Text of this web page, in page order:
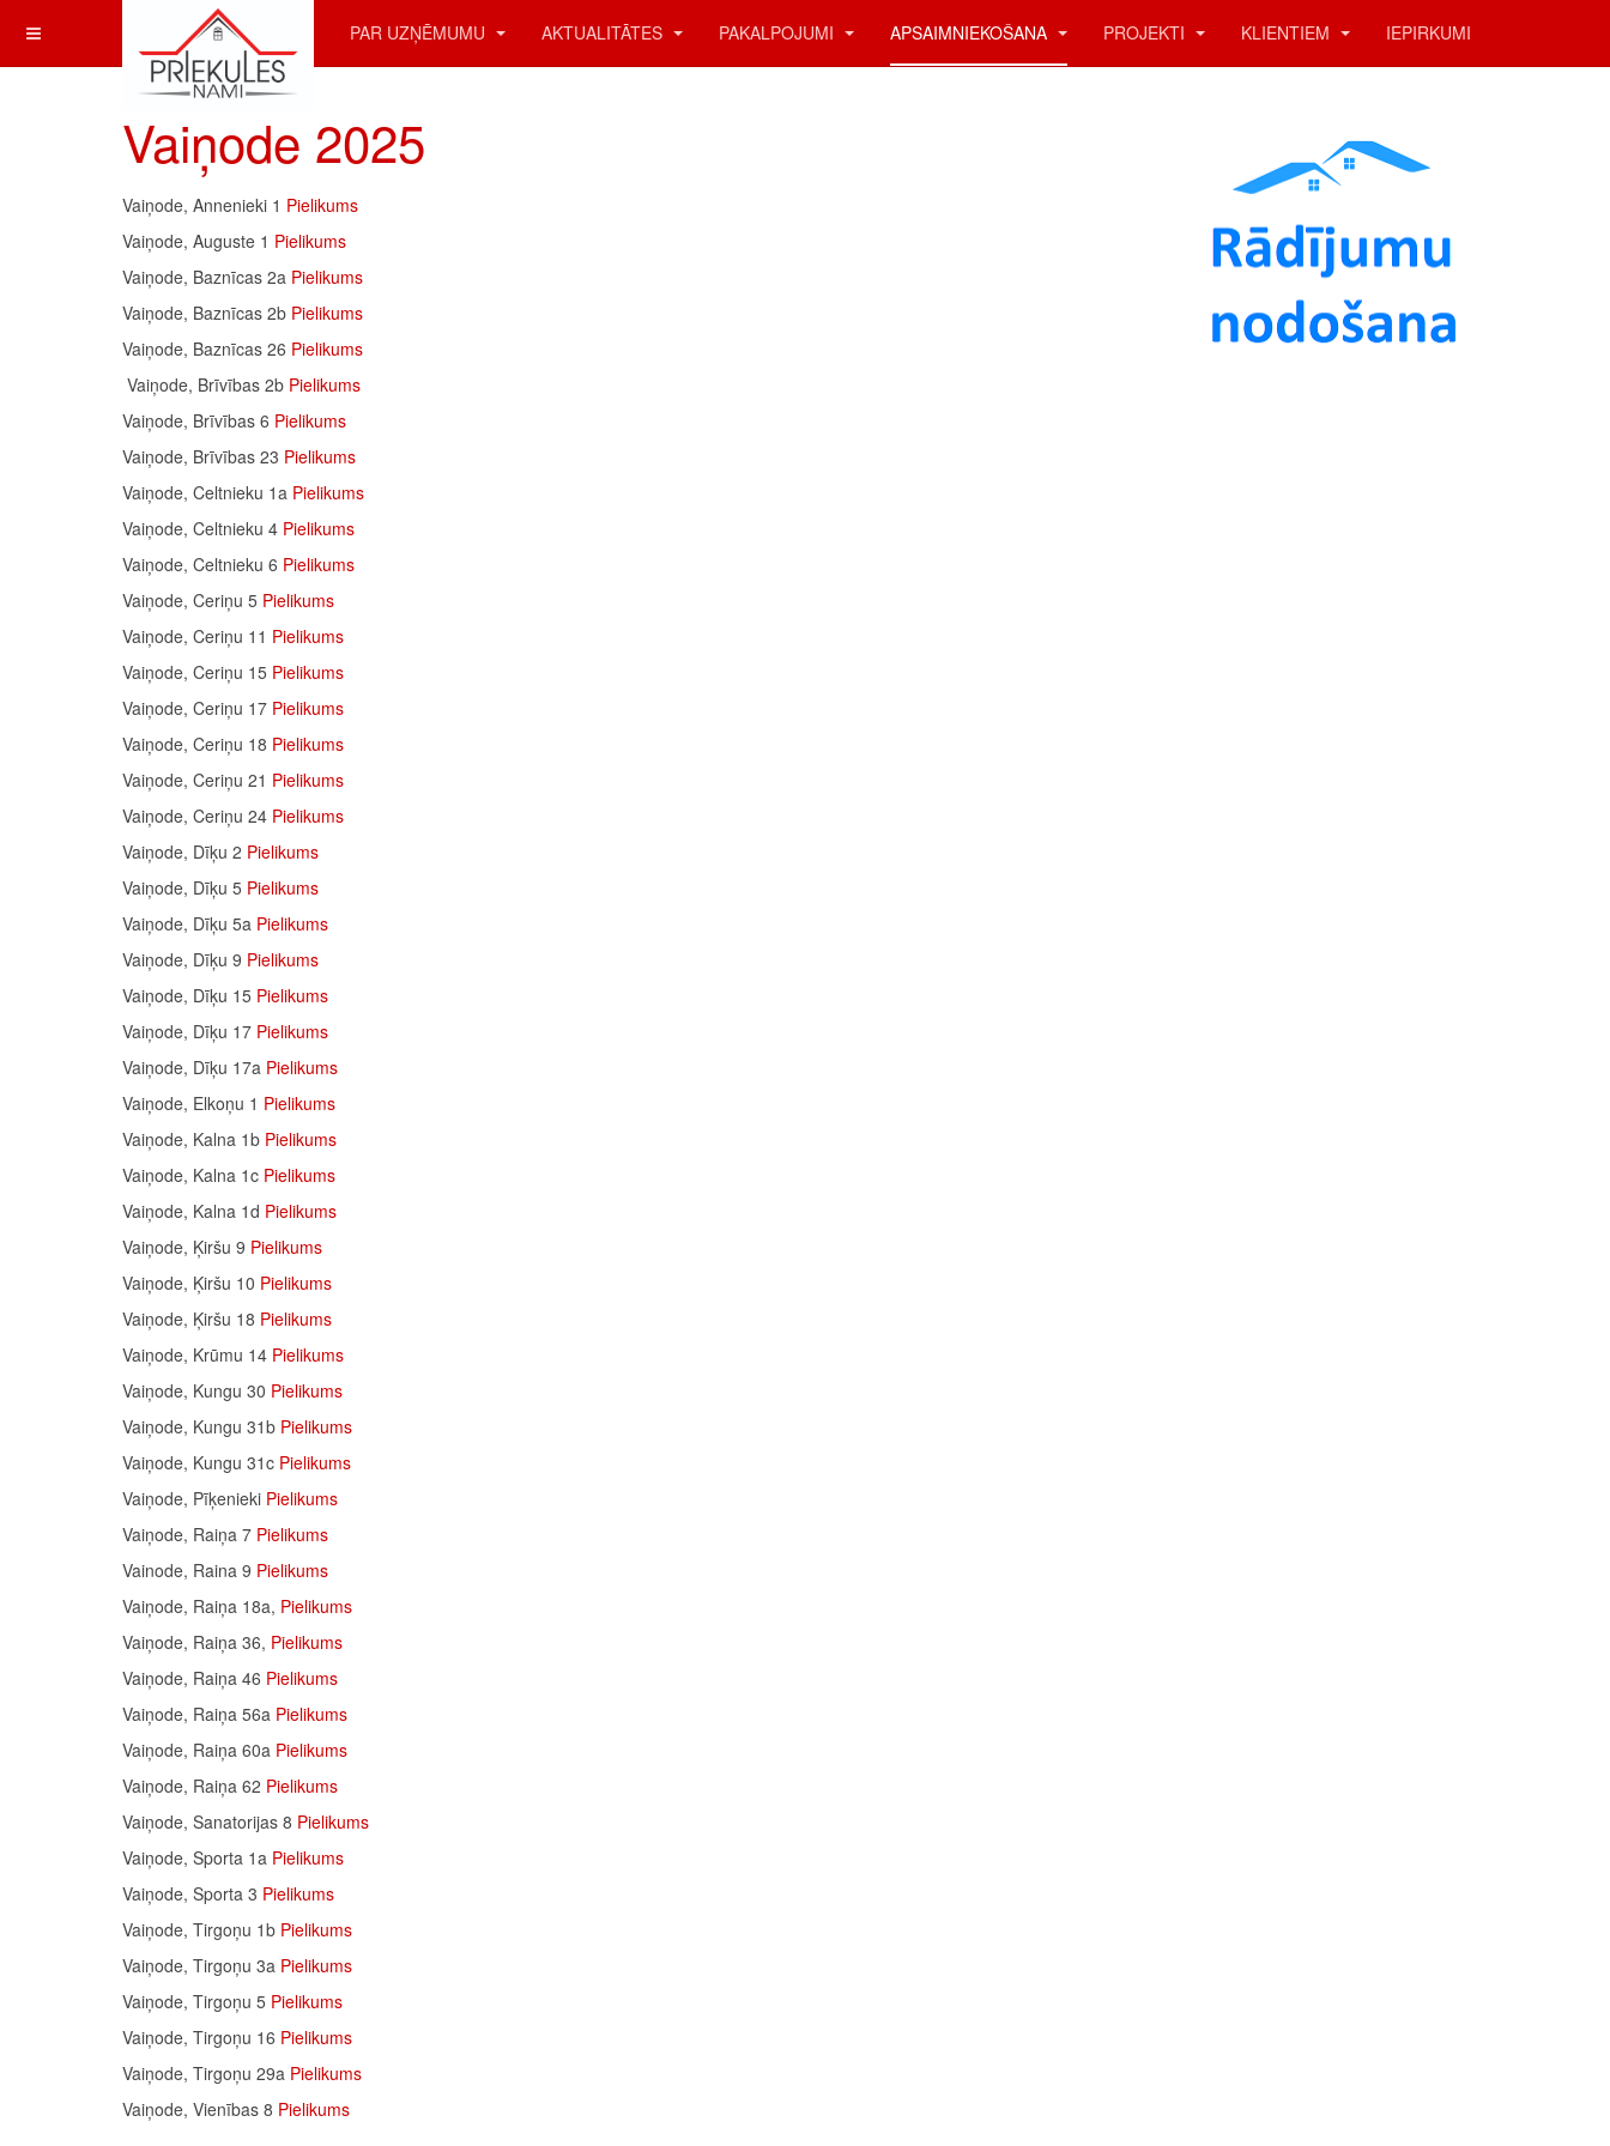
PAR UZŅĒMUMU AKTUALITĀTES PAKALPOJUMI APSAIMNIEKOŠANA PROJEKTI KLIENTIEM IEPIRKUMI
Vaiņode 2025
Vaiņode, Annenieki 1 Pielikums
Vaiņode, Auguste 1 Pielikums
Vaiņode, Baznīcas 2a Pielikums
Vaiņode, Baznīcas 2b Pielikums
Vaiņode, Baznīcas 26 Pielikums
Vaiņode, Brīvības 2b Pielikums
Vaiņode, Brīvības 6 Pielikums
Vaiņode, Brīvības 23 Pielikums
Vaiņode, Celtnieku 1a Pielikums
Vaiņode, Celtnieku 4 Pielikums
Vaiņode, Celtnieku 6 Pielikums
Vaiņode, Ceriņu 5 Pielikums
Vaiņode, Ceriņu 11 Pielikums
Vaiņode, Ceriņu 15 Pielikums
Vaiņode, Ceriņu 17 Pielikums
Vaiņode, Ceriņu 18 Pielikums
Vaiņode, Ceriņu 21 Pielikums
Vaiņode, Ceriņu 24 Pielikums
Vaiņode, Dīķu 2 Pielikums
Vaiņode, Dīķu 5 Pielikums
Vaiņode, Dīķu 5a Pielikums
Vaiņode, Dīķu 9 Pielikums
Vaiņode, Dīķu 15 Pielikums
Vaiņode, Dīķu 17 Pielikums
Vaiņode, Dīķu 17a Pielikums
Vaiņode, Elkoņu 1 Pielikums
Vaiņode, Kalna 1b Pielikums
Vaiņode, Kalna 1c Pielikums
Vaiņode, Kalna 1d Pielikums
Vaiņode, Ķiršu 9 Pielikums
Vaiņode, Ķiršu 10 Pielikums
Vaiņode, Ķiršu 18 Pielikums
Vaiņode, Krūmu 14 Pielikums
Vaiņode, Kungu 30 Pielikums
Vaiņode, Kungu 31b Pielikums
Vaiņode, Kungu 31c Pielikums
Vaiņode, Pīķenieki Pielikums
Vaiņode, Raiņa 7 Pielikums
Vainode, Raina 9 Pielikums
Vaiņode, Raiņa 18a, Pielikums
Vaiņode, Raiņa 36, Pielikums
Vaiņode, Raiņa 46 Pielikums
Vaiņode, Raiņa 56a Pielikums
Vaiņode, Raiņa 60a Pielikums
Vaiņode, Raiņa 62 Pielikums
Vaiņode, Sanatorijas 8 Pielikums
Vaiņode, Sporta 1a Pielikums
Vaiņode, Sporta 3 Pielikums
Vaiņode, Tirgoņu 1b Pielikums
Vaiņode, Tirgoņu 3a Pielikums
Vaiņode, Tirgoņu 5 Pielikums
Vaiņode, Tirgoņu 16 Pielikums
Vaiņode, Tirgoņu 29a Pielikums
Vaiņode, Vienības 8 Pielikums